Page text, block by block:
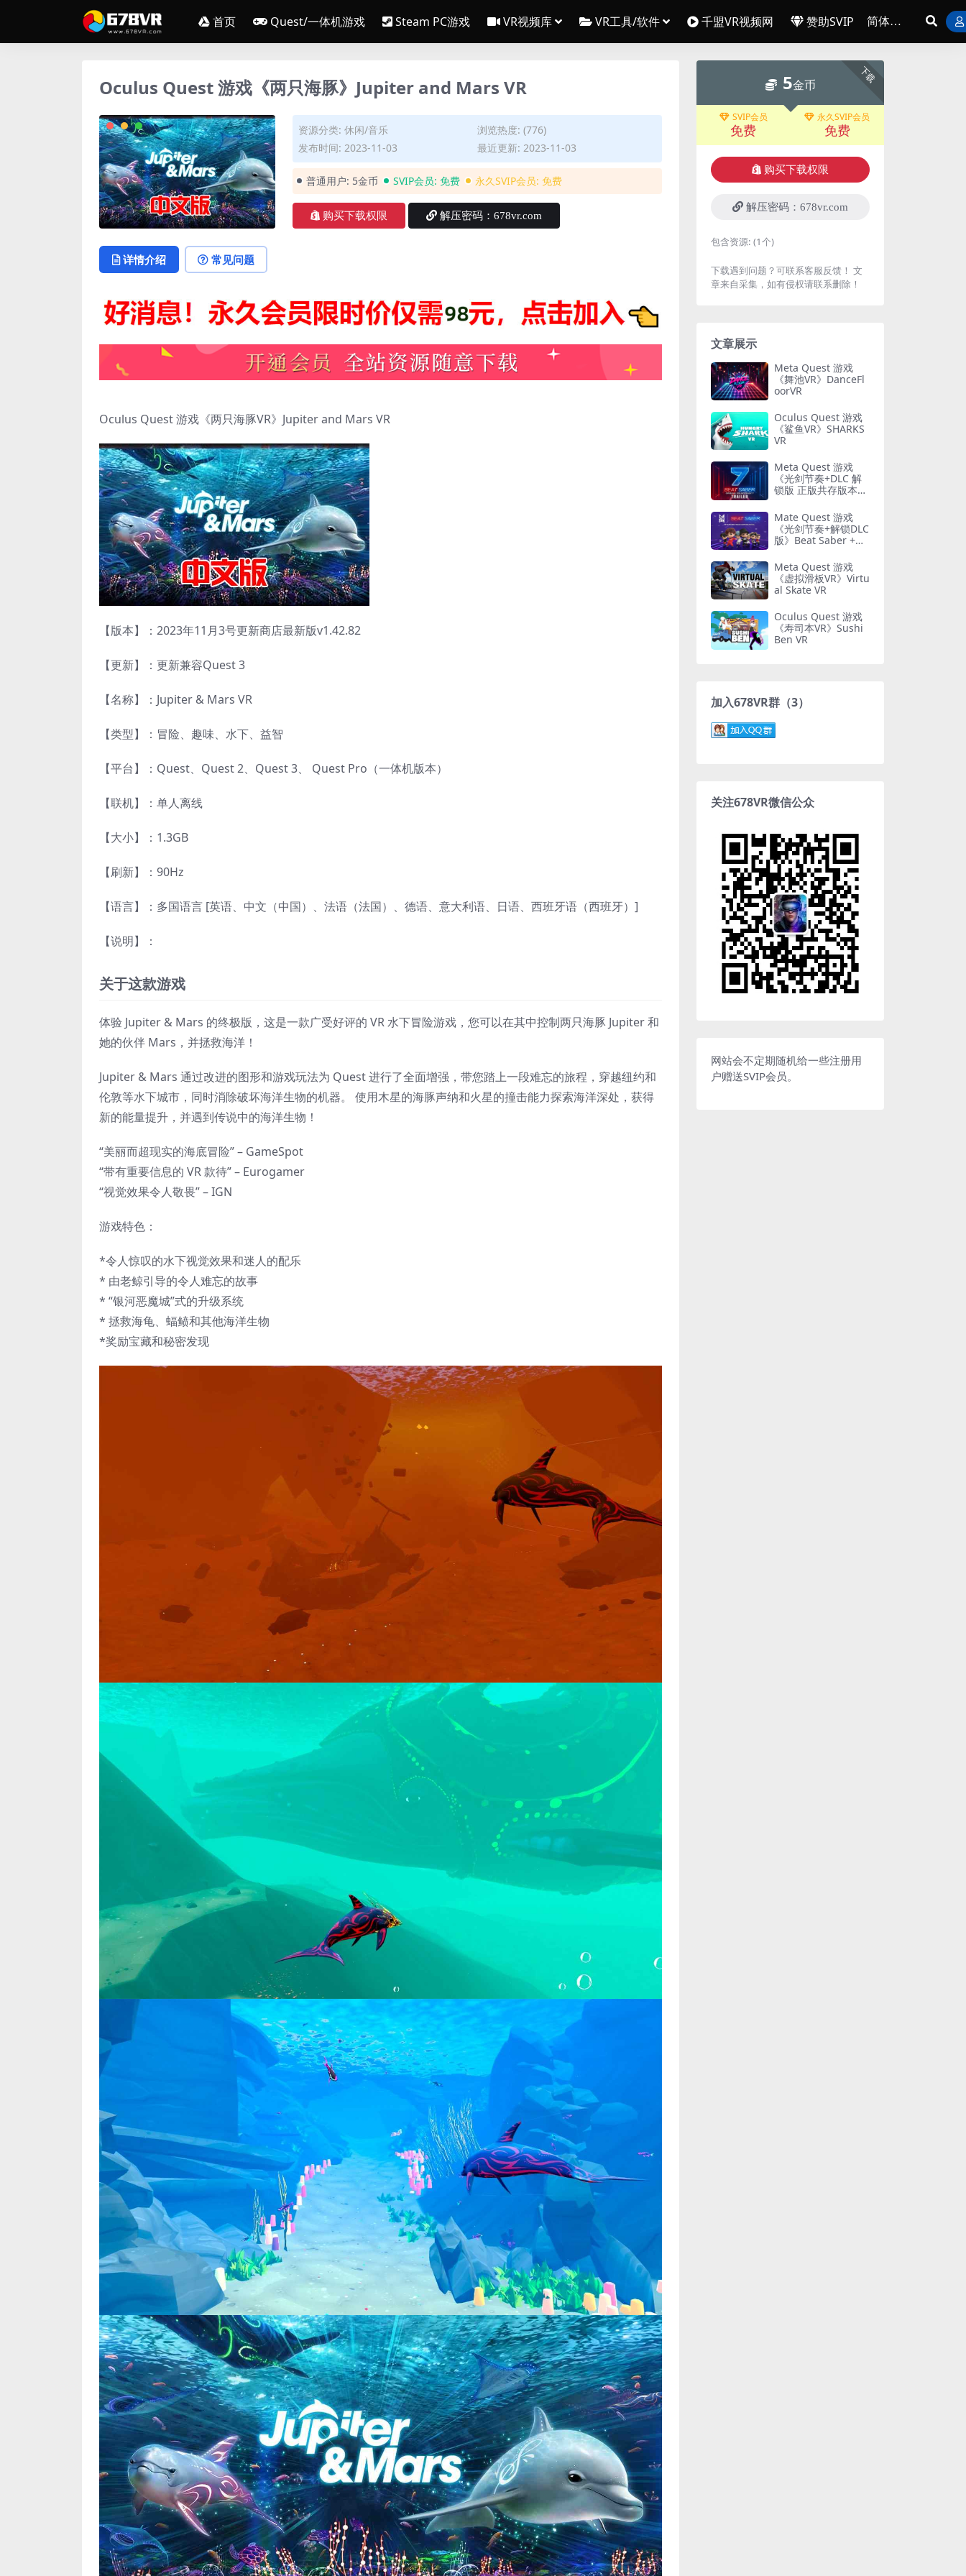
首页 Quest/一体机游戏 Steam PC游戏 VR视频库 VR工具/软件 千盟VR视频网 赞助SVIP
Oculus Quest 游戏《两只海豚》Jupiter and Mars VR
资源分类: 休闲/音乐
浏览热度: (776)
发布时间: 2023-11-03
最近更新: 2023-11-03
普通用户: 5金币 SVIP会员: 免费 永久SVIP会员: 免费
购买下载权限 解压密码：678vr.com
详情介绍 常见问题
Oculus Quest 游戏《两只海豚VR》Jupiter and Mars VR
【版本】：2023年11月3号更新商店最新版v1.42.82
【更新】：更新兼容Quest 3
【名称】：Jupiter & Mars VR
【类型】：冒险、趣味、水下、益智
【平台】：Quest、Quest 2、Quest 3、 Quest Pro（一体机版本）
【联机】：单人离线
【大小】：1.3GB
【刷新】：90Hz
【语言】：多国语言 [英语、中文（中国）、法语（法国）、德语、意大利语、日语、西班牙语（西班牙）]
【说明】：
关于这款游戏
体验 Jupiter & Mars 的终极版，这是一款广受好评的 VR 水下冒险游戏，您可以在其中控制两只海豚 Jupiter 和
她的伙伴 Mars，并拯救海洋！
Jupiter & Mars 通过改进的图形和游戏玩法为 Quest 进行了全面增强，带您踏上一段难忘的旅程，穿越纽约和
伦敦等水下城市，同时消除破坏海洋生物的机器。 使用木星的海豚声纳和火星的撞击能力探索海洋深处，获得
新的能量提升，并遇到传说中的海洋生物！
“美丽而超现实的海底冒险” – GameSpot
“带有重要信息的 VR 款待” – Eurogamer
“视觉效果令人敬畏” – IGN
游戏特色：
*令人惊叹的水下视觉效果和迷人的配乐
* 由老鲸引导的令人难忘的故事
* “银河恶魔城”式的升级系统
* 拯救海龟、蝠鲼和其他海洋生物
*奖励宝藏和秘密发现
下载
5金币
SVIP会员
免费
永久SVIP会员
免费
购买下载权限
解压密码：678vr.com
包含资源: (1个)
下载遇到问题？可联系客服反馈！ 文
章来自采集，如有侵权请联系删除！
文章展示
Meta Quest 游戏
《舞池VR》DanceFl
oorVR
Oculus Quest 游戏
《鲨鱼VR》SHARKS
VR
Meta Quest 游戏
《光剑节奏+DLC 解
锁版 正版共存版本》
Mate Quest 游戏
《光剑节奏+解锁DLC
版》Beat Saber +DL
Meta Quest 游戏
《虚拟滑板VR》Virtu
al Skate VR
Oculus Quest 游戏
《寿司本VR》Sushi
Ben VR
加入678VR群（3）
关注678VR微信公众
网站会不定期随机给一些注册用
户赠送SVIP会员。